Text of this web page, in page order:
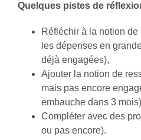
Quelques pistes de
Réfléchir à la notion
les dépenses en
déjà engagées),
Ajouter la notion de
mais pas encore
embauche dans 3
Compléter avec des
ou pas encore).